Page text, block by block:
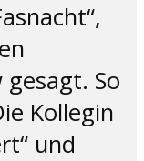
So
Kollegin
und